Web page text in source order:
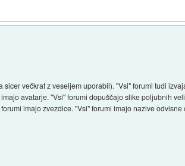
sicer večkrat z veseljem uporabil). "Vsi" forumi tudi
avatarje. "Vsi" forumi dopuščajo slike poljubnih
imajo zvezdice. "Vsi" forumi imajo nazive